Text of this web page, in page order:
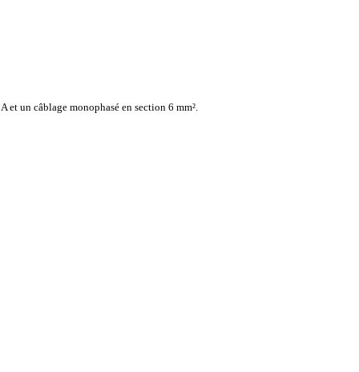
un câblage monophasé en section 6 mm².